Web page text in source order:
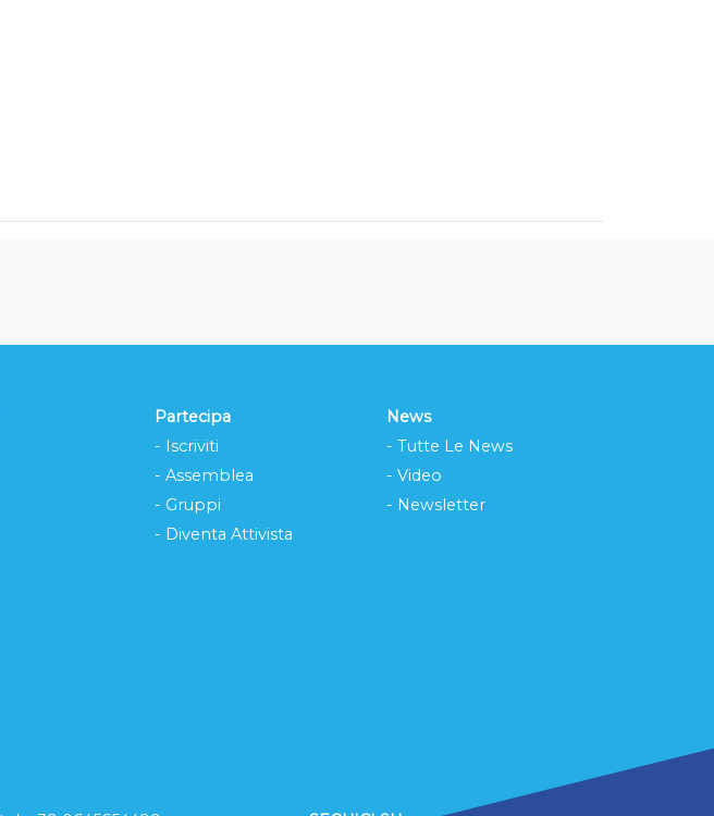
Partecipa
- Iscriviti
- Assemblea
- Gruppi
- Diventa Attivista
News
- Tutte Le News
- Video
- Newsletter